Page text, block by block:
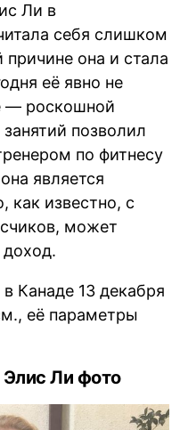
Ли в
себя слишком
причине она и стала
её явно не
— роскошной
позволил
по фитнесу
является
как известно, с
может
Канаде 13 декабря
её параметры
Ли фото